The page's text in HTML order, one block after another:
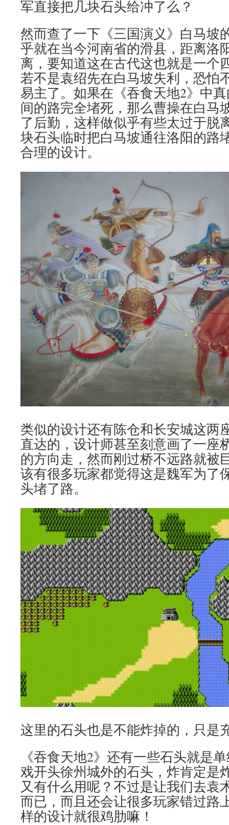
军直接把几块石头给冲了么？
然而查了一下《三国演义》白马坡
乎就在当今河南省的滑县，距离洛
离，要知道这在古代这也就是一个
若不是袁绍先在白马坡失利，恐怕
易主了。如果在《吞食天地2》中
间的路完全堵死，那么曹操在白马
了后勤，这样做似乎有些太过于脱
块石头临时把白马坡通往洛阳的路
合理的设计。
类似的设计还有陈仓和长安城这两
直达的，设计师甚至刻意画了一座
的方向走，然而刚过桥不远路就被
该有很多玩家都觉得这是魏军为了
头堵了路。
这里的石头也是不能炸掉的，只是
《吞食天地2》还有一些石头就是
戏开头徐州城外的石头，炸肯定是
又有什么用呢？不过是让我们去袁
而已，而且还会让很多玩家错过路
样的设计就很鸡肋嘛！